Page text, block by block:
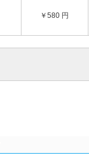
￥580 円